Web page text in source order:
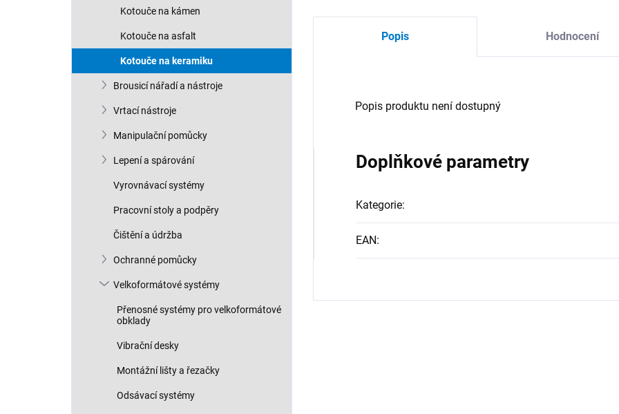
Kotouče na kámen
Kotouče na asfalt
Kotouče na keramiku
Brousicí nářadí a nástroje
Vrtací nástroje
Manipulační pomůcky
Lepení a spárování
Vyrovnávací systémy
Pracovní stoly a podpěry
Čištění a údržba
Ochranné pomůcky
Velkoformátové systémy
Přenosné systémy pro velkoformátové
obklady
Vibrační desky
Montážní lišty a řezačky
Odsávací systémy
Popis Hodnocení
Popis produktu není dostupný
Doplňkové parametry
Kategorie:
EAN: